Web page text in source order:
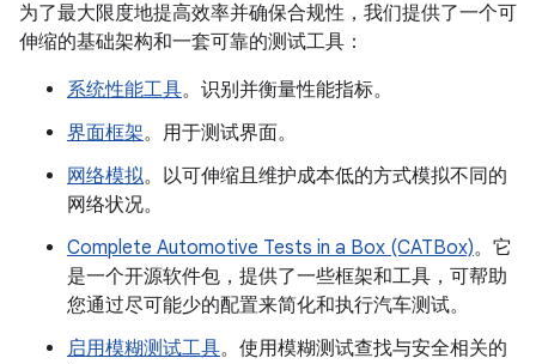
为了最大限度地提高效率并确保合规性，我们提供了一个可
伸缩的基础架构和一套可靠的测试工具：
系统性能工具。识别并衡量性能指标。
界面框架。用于测试界面。
网络模拟。以可伸缩且维护成本低的方式模拟不同的
网络状况。
Complete Automotive Tests in a Box (CATBox)。它
是一个开源软件包，提供了一些框架和工具，可帮助
您通过尽可能少的配置来简化和执行汽车测试。
启用模糊测试工具。使用模糊测试查找与安全相关的